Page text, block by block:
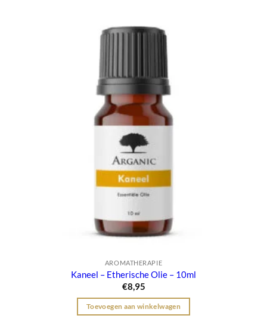
AROMATHERAPIE
Kaneel – Etherische Olie – 10ml
€8,95
Toevoegen aan winkelwagen